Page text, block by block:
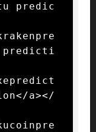
predic
predicti
a></